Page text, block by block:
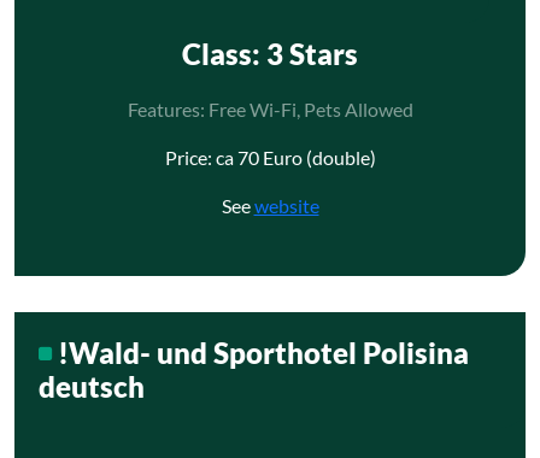
Class: 3 Stars
Features: Free Wi-Fi, Pets Allowed
Price: ca 70 Euro (double)
Seewebsite
!Wald- und Sporthotel Polisina
deutsch